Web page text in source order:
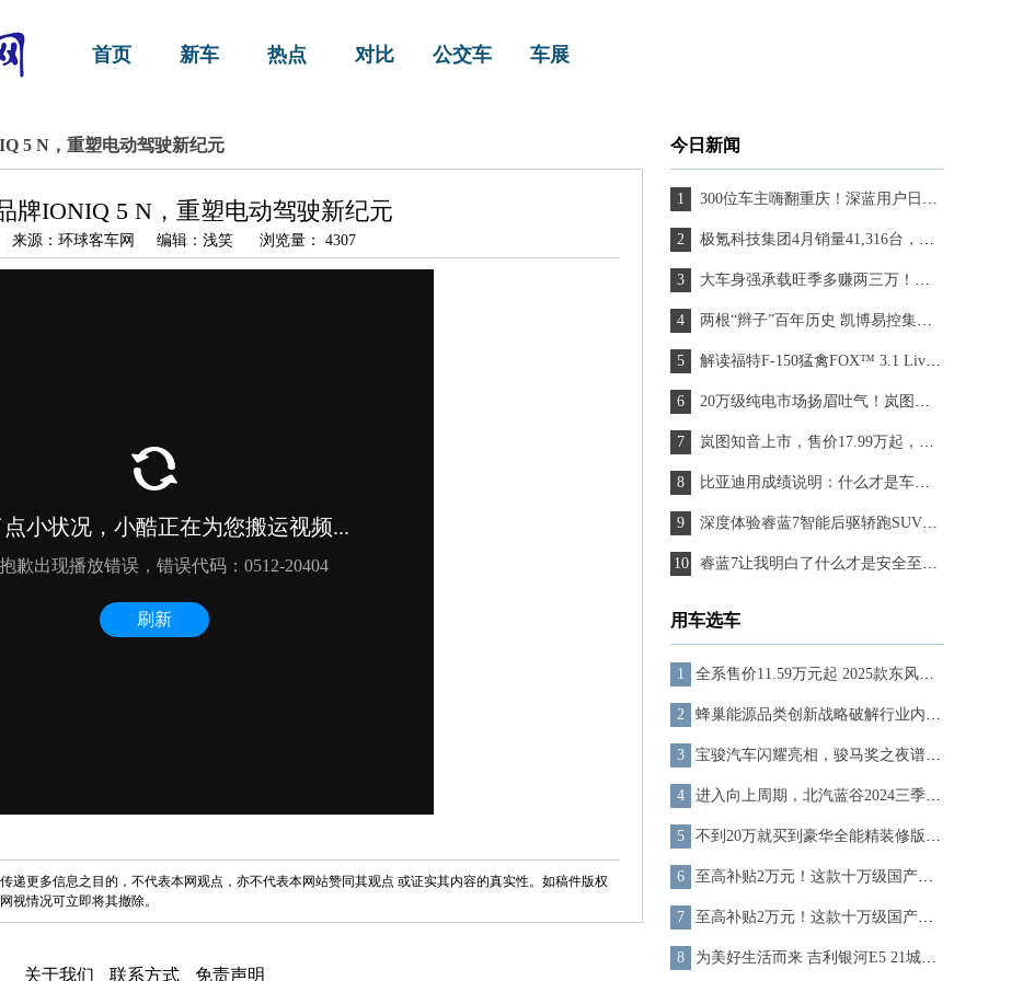
首页 新车 热点 对比 公交车 车展
5 N，重塑电动驾驶新纪元
牌IONIQ 5 N，重塑电动驾驶新纪元
来源：环球客车网 编辑：浅笑 浏览量： 4307
递更多信息之目的，不代表本网观点，亦不代表本网站赞同其观点 或证实其内容的真实性。如稿件版权
视情况可立即将其撤除。
今日新闻
300位车主嗨翻重庆！深蓝用户日如何“玩”转千万流量？
极氪科技集团4月销量41,316台，同比增长18.7%
大车身强承载旺季多赚两三万！能省会赚大将军F9致富之选
两根“辫子”百年历史 凯博易控集电架助力无轨电车重焕生机
解读福特F-150猛禽FOX™ 3.1 Live Valve™内旁路减震器
20万级纯电市场扬眉吐气！岚图知音首日订单破8000台，销售爆单忙不过来
岚图知音上市，售价17.99万起，重新定义20万内纯电SUV新标准
比亚迪用成绩说明：什么才是车企最佳格局？
深度体验睿蓝7智能后驱轿跑SUV，换电技术引领未来
睿蓝7让我明白了什么才是安全至上！
用车选车
全系售价11.59万元起 2025款东风奕派eπ007焕新上市
蜂巢能源品类创新战略破解行业内卷 15年60万公里、超长寿命，蜂行电池引领超充行业
宝骏汽车闪耀亮相，骏马奖之夜谱写文学新篇章
进入向上周期，北汽蓝谷2024三季度营收、销量齐增长
不到20万就买到豪华全能精装修版Model Y？ 岚图知音17.99万起，上市即交付！
至高补贴2万元！这款十万级国产小钢炮没有年轻人可以拒绝
至高补贴2万元！这款十万级国产小钢炮没有年轻人可以拒绝
为美好生活而来 吉利银河E5 21城交付仪式-广州站圆满落幕
关于我们 联系方式 免责声明